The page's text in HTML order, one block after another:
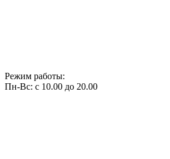
Режим работы:
Пн-Вс: с 10.00 до 20.00